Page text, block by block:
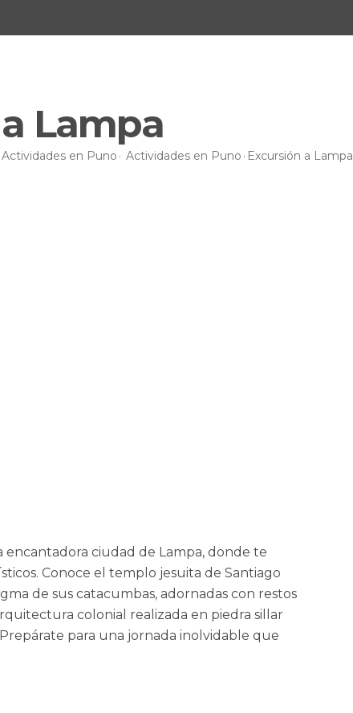
Lampa
Actividades en Puno Actividades en Puno Excursión a Lampa
ciudad de Lampa, donde te
Conoce el templo jesuita de Santiago
de sus catacumbas, adornadas con restos
colonial realizada en piedra sillar
para una jornada inolvidable que